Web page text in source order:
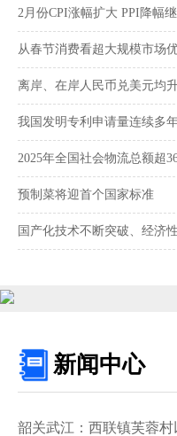
头
2月份CPI涨幅扩大 PPI降幅
从春节消费看超大规模市场
离岸、在岸人民币兑美元均
续走强
我国发明专利申请量连续多
2025年全国社会物流总额超
预制菜将迎首个国家标准
国产化技术不断突破、经济
新闻中心
韶关武江：西联镇芙蓉